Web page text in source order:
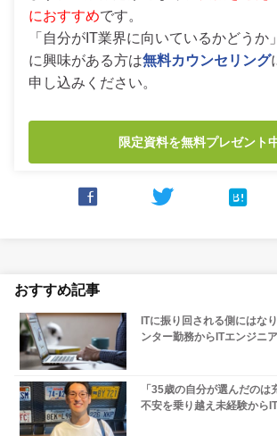
におすすめです。
「自分がIT業界に向いているかどうか
に興味がある方は無料カウンセリング
申し込みください。
限定資料を無料プレゼント
  
おすすめ記事
ITに振り回される側にはな
ンター勤務からITエンジニ
「35歳の自分が選んだのは
不安を乗り越え未経験から